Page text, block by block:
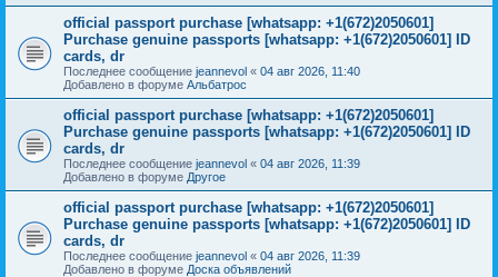
official passport purchase [whatsapp: +1(672)2050601]
Purchase genuine passports [whatsapp: +1(672)2050601] ID
cards, dr
Последнее сообщение jeannevol « 04 авг 2026, 11:40
Добавлено в форуме Альбатрос
official passport purchase [whatsapp: +1(672)2050601]
Purchase genuine passports [whatsapp: +1(672)2050601] ID
cards, dr
Последнее сообщение jeannevol « 04 авг 2026, 11:39
Добавлено в форуме Другое
official passport purchase [whatsapp: +1(672)2050601]
Purchase genuine passports [whatsapp: +1(672)2050601] ID
cards, dr
Последнее сообщение jeannevol « 04 авг 2026, 11:39
Добавлено в форуме Доска объявлений